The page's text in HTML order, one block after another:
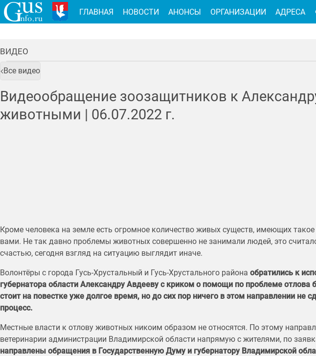
ВИДЕО
Все видео
Видеообращение зоозащитников к
животными | 06.07.2022 г.
Кроме человека на земле есть огромное количество живых существ, имеющих
вами. Не так давно проблемы животных совершенно не занимали людей, это
счастью, сегодня взгляд на ситуацию выглядит иначе.
Волонтёры с города Гусь-Хрустальный и Гусь-Хрустального района обратились к
губернатора области Александру Авдееву с криком о помощи по проблеме отлова
стоит на повестке уже долгое время, но до сих пор ничего в этом направлении не
процесс.
Местные власти к отлову животных никоим образом не относятся. По этому
ветеринарии администрации Владимирской области напрямую с жителями, по
направлены обращения в Государственную Думу и губернатору Владимирской
ГЛАВНАЯ НОВОСТИ АНОНСЫ ОРГАНИЗАЦИИ АДРЕСА